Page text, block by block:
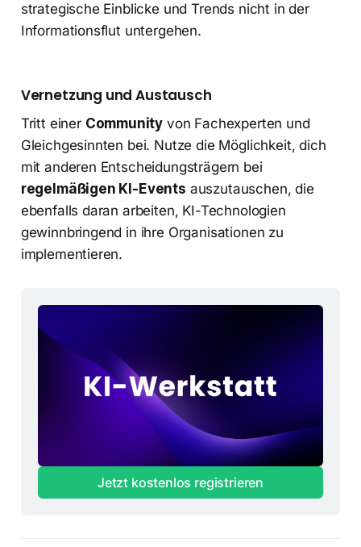
strategische Einblicke und Trends nicht in der
Informationsflut untergehen.
Vernetzung und Austausch
Tritt einer Community von Fachexperten und
Gleichgesinnten bei. Nutze die Möglichkeit, dich
mit anderen Entscheidungsträgern bei
regelmäßigen KI-Events auszutauschen, die
ebenfalls daran arbeiten, KI-Technologien
gewinnbringend in ihre Organisationen zu
implementieren.
Jetzt kostenlos registrieren